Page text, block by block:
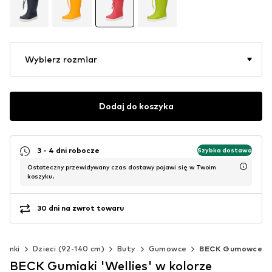
Wybierz rozmiar
Dodaj do koszyka
3 - 4 dni robocze Szybka dostawa
Ostateczny przewidywany czas dostawy pojawi się w Twoim
koszyku.
30 dni na zwrot towaru
Dzieci (92-140 cm) Buty Gumowce BECK Gumowce
BECK Gumiaki 'Wellies' w kolorze